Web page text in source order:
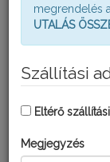
megrendelés
UTALÁS
Szállítási
Eltérő
Megjegyzés